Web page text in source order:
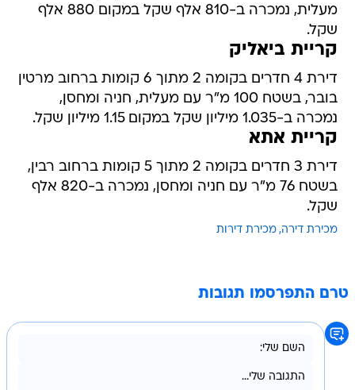
מעלית, נמכרה ב-810 אלף שקל במקום 880 אלף
שקל.
קריית ביאליק
דירת 4 חדרים בקומה 2 מתוך 6 קומות ברחוב מרטין
בובר, בשטח 100 מ"ר עם מעלית, חניה ומחסן,
נמכרה ב-1.035 מיליון שקל במקום 1.15 מיליון שקל.
קריית אתא
דירת 3 חדרים בקומה 2 מתוך 5 קומות ברחוב רבין,
בשטח 76 מ"ר עם חניה ומחסן, נמכרה ב-820 אלף
שקל.
מכירת דירה מכירת דירות
טרם התפרסמו תגובות